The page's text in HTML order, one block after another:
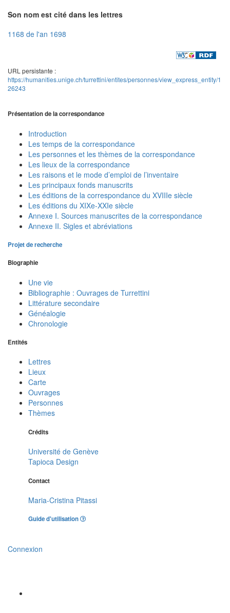
Son nom est cité dans les lettres
1168 de l'an 1698
URL persistante :
https://humanities.unige.ch/turrettini/entites/personnes/view_express_entity/1
26243
Présentation de la correspondance
Introduction
Les temps de la correspondance
Les personnes et les thèmes de la correspondance
Les lieux de la correspondance
Les raisons et le mode d’emploi de l’inventaire
Les principaux fonds manuscrits
Les éditions de la correspondance du XVIIIe siècle
Les éditions du XIXe-XXIe siècle
Annexe I. Sources manuscrites de la correspondance
Annexe II. Sigles et abréviations
Projet de recherche
Biographie
Une vie
Bibliographie : Ouvrages de Turrettini
Littérature secondaire
Généalogie
Chronologie
Entités
Lettres
Lieux
Carte
Ouvrages
Personnes
Thèmes
Crédits
Université de Genève
Tapioca Design
Contact
Maria-Cristina Pitassi
Guide d'utilisation
Connexion